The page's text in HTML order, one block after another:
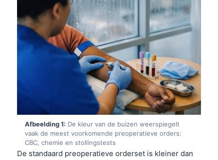
Afbeelding 1: De kleur van de buizen weerspiegelt
vaak de meest voorkomende preoperatieve orders:
CBC, chemie en stollingstests
De standaard preoperatieve orderset is kleiner dan